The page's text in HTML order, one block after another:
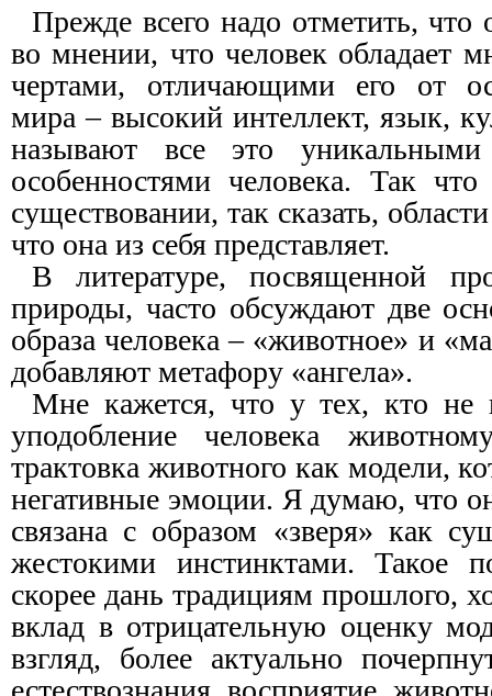
Прежде всего надо отметить, что
во мнении, что человек обладает
чертами, отличающими его от
мира – высокий интеллект, язык,
называют все это
особенностями человека. Так
существовании, так сказать,
что она из себя представляет.
В литературе, посвященной
природы, часто обсуждают две
образа человека – «животное» и
добавляют метафору «ангела».
Мне кажется, что у тех, кто не
уподобление человека
трактовка животного как модели,
негативные эмоции. Я думаю, что
связана с образом «зверя» как
жестокими инстинктами. Такое
скорее дань традициям прошлого,
вклад в отрицательную оценку
взгляд, более актуально